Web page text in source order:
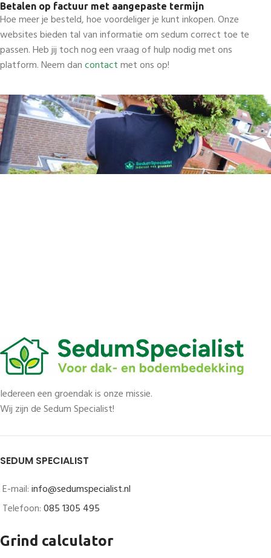
Betalen op factuur met aangepaste termijn
Hoe meer je besteld, hoe voordeliger je kunt inkopen. Onze
websites bieden tal van informatie om sedum correct toe te
passen. Heb jij toch nog een vraag of hulp nodig met ons
platform. Neem dancontactmet ons op!
Iedereen een groendak is onze missie.
Wij zijn de Sedum Specialist!
SEDUM SPECIALIST
E-mail:info@sedumspecialist.nl
Telefoon:085 1305 495
Grind calculator